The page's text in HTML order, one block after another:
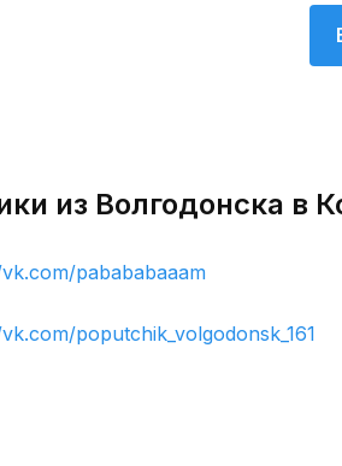
из Волгодонска в
pabababaaam
poputchik_volgodonsk_161